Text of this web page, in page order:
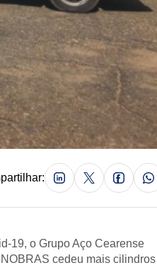
19, o Grupo Aço Cearense
cedeu mais cilindros